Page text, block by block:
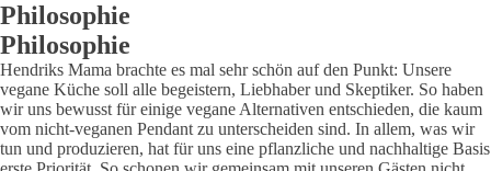
Philosophie
Philosophie
Hendriks Mama brachte es mal sehr schön auf den Punkt: Unsere
vegane Küche soll alle begeistern, Liebhaber und Skeptiker. So haben
wir uns bewusst für einige vegane Alternativen entschieden, die kaum
vom nicht-veganen Pendant zu unterscheiden sind. In allem, was wir
tun und produzieren, hat für uns eine pflanzliche und nachhaltige Basis